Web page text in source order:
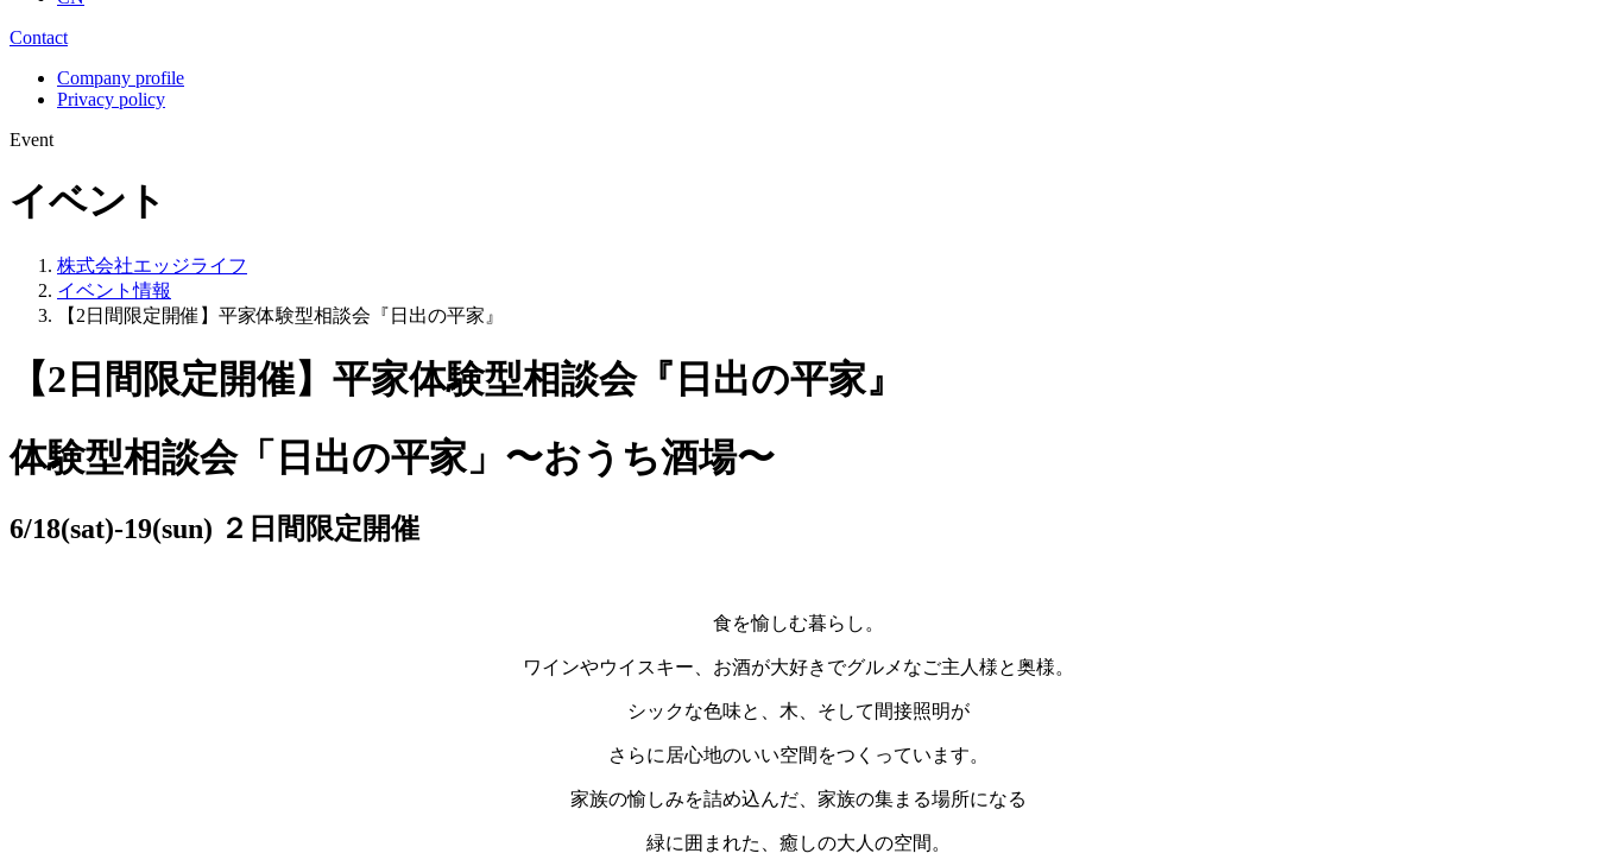
Contact
Company profile
Privacy policy
Event
イベント
株式会社エッジライフ
イベント情報
【2日間限定開催】平家体験型相談会『日出の平家』
【2日間限定開催】平家体験型相談会『日出の平家』
体験型相談会「日出の平家」〜おうち酒場〜
6/18(sat)-19(sun) ２日間限定開催
食を愉しむ暮らし。
ワインやウイスキー、お酒が大好きでグルメなご主人様と奥様。
シックな色味と、木、そして間接照明が
さらに居心地のいい空間をつくっています。
家族の愉しみを詰め込んだ、家族の集まる場所になる
緑に囲まれた、癒しの大人の空間。